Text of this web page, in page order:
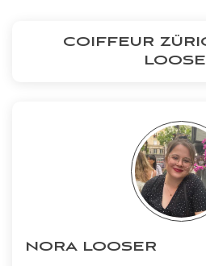
COIFFEUR
NORA LOOSER